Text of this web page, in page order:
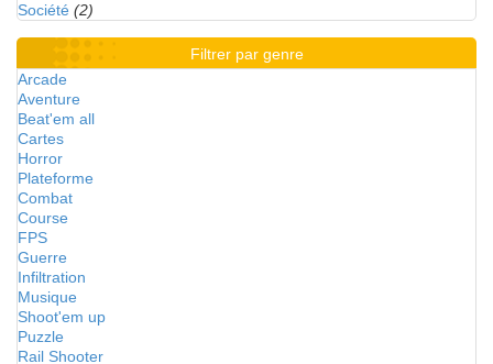
Société (2)
Filtrer par genre
Arcade
Aventure
Beat'em all
Cartes
Horror
Plateforme
Combat
Course
FPS
Guerre
Infiltration
Musique
Shoot'em up
Puzzle
Rail Shooter